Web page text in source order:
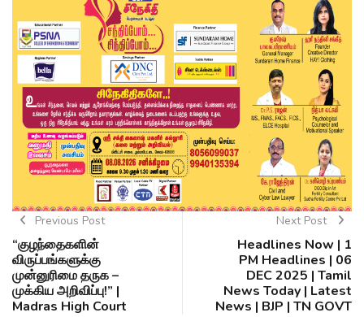
Previous Post
“குழந்தைகளின்
விருப்பங்களுக்கு
முன்னுரிமை தருக –
முக்கிய அறிவிப்பு!” |
Madras High Court
Next Post
Headlines Now | 1
PM Headlines | 06
DEC 2025 | Tamil
News Today | Latest
News | BJP | TN GOVT